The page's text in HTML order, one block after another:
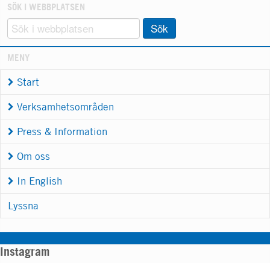
SÖK I WEBBPLATSEN
Sök
MENY
Start
Verksamhetsområden
Press & Information
Om oss
In English
Lyssna
Instagram